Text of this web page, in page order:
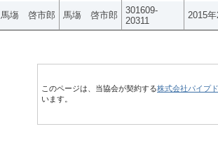
馬塲 啓市郎 馬塲 啓市郎
301609-
20311
2015
このページは、当協会が契約する株式会社パイプ
います。